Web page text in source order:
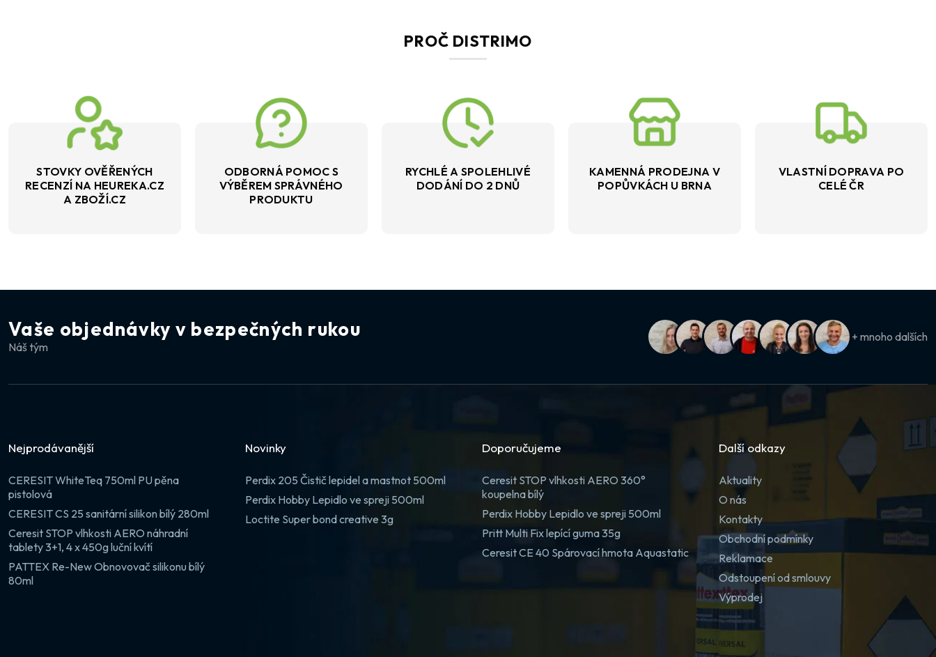
PROČ DISTRIMO
STOVKY OVĚŘENÝCH
RECENZÍ NA HEUREKA.CZ
A ZBOŽÍ.CZ
ODBORNÁ POMOC S
VÝBĚREM SPRÁVNÉHO
PRODUKTU
RYCHLÉ A SPOLEHLIVÉ
DODÁNÍ DO 2 DNŮ
KAMENNÁ PRODEJNA V
POPŮVKÁCH U BRNA
VLASTNÍ DOPRAVA PO
CELÉ ČR
Vaše objednávky v bezpečných rukou
Náš tým
+ mnoho dalších
Nejprodávanější
CERESIT WhiteTeq 750ml PU pěna
pistolová
CERESIT CS 25 sanitární silikon bílý 280ml
Ceresit STOP vlhkosti AERO náhradní
tablety 3+1, 4 x 450g luční kvítí
PATTEX Re-New Obnovovač silikonu bílý
80ml
Novinky
Perdix 205 Čistič lepidel a mastnot 500ml
Perdix Hobby Lepidlo ve spreji 500ml
Loctite Super bond creative 3g
Doporučujeme
Ceresit STOP vlhkosti AERO 360°
koupelna bílý
Perdix Hobby Lepidlo ve spreji 500ml
Pritt Multi Fix lepící guma 35g
Ceresit CE 40 Spárovací hmota Aquastatic
Další odkazy
Aktuality
O nás
Kontakty
Obchodní podmínky
Reklamace
Odstoupení od smlouvy
Výprodej